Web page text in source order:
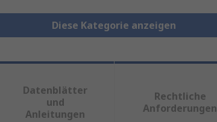
Diese Kategorie anzeigen
Datenblätter
und
Anleitungen
Rechtliche
Anforderungen